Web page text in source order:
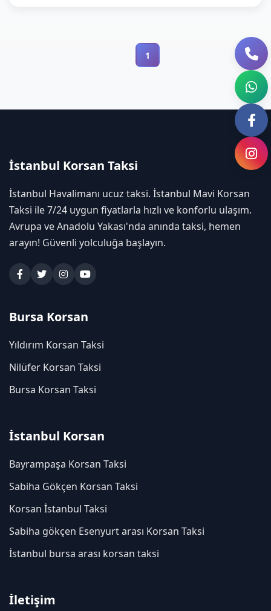
1
İstanbul Korsan Taksi
İstanbul Havalimanı ucuz taksi. İstanbul Mavi Korsan
Taksi ile 7/24 uygun fiyatlarla hızlı ve konforlu ulaşım.
Avrupa ve Anadolu Yakası'nda anında taksi, hemen
arayın! Güvenli yolculuğa başlayın.
Bursa Korsan
Yıldırım Korsan Taksi
Nilüfer Korsan Taksi
Bursa Korsan Taksi
İstanbul Korsan
Bayrampaşa Korsan Taksi
Sabiha Gökçen Korsan Taksi
Korsan İstanbul Taksi
Sabiha gökçen Esenyurt arası Korsan Taksi
İstanbul bursa arası korsan taksi
İletişim